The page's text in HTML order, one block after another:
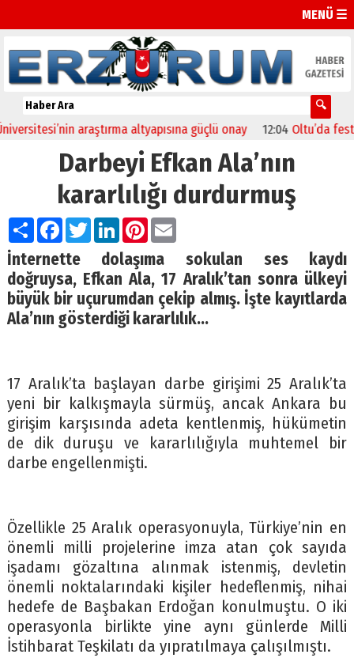
MENÜ ☰
araştırma altyapısına güçlü onay 12:04 Oltu’da festival
Darbeyi Efkan Ala’nın
kararlılığı durdurmuş
PaylaşFacebook
TwitterLinkedIn
Pinterest
Email
İnternette dolaşıma sokulan ses kaydı
doğruysa, Efkan Ala, 17 Aralık’tan sonra ülkeyi
büyük bir uçurumdan çekip almış. İşte kayıtlarda
Ala’nın gösterdiği kararlılık…
17 Aralık’ta başlayan darbe girişimi 25 Aralık’ta
yeni bir kalkışmayla sürmüş, ancak Ankara bu
girişim karşısında adeta kentlenmiş, hükümetin
de dik duruşu ve kararlılığıyla muhtemel bir
darbe engellenmişti.
Özellikle 25 Aralık operasyonuyla, Türkiye’nin en
önemli milli projelerine imza atan çok sayıda
işadamı gözaltına alınmak istenmiş, devletin
önemli noktalarındaki kişiler hedeflenmiş, nihai
hedefe de Başbakan Erdoğan konulmuştu. O iki
operasyonla birlikte yine aynı günlerde Milli
İstihbarat Teşkilatı da yıpratılmaya çalışılmıştı.